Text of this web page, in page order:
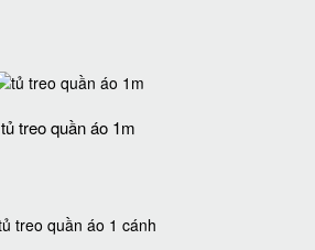
tủ treo quần áo 1m